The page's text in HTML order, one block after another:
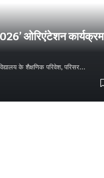
2026’ ओरिएंटेशन कार्यक्रम
के शैक्षणिक परिवेश, परिसर…